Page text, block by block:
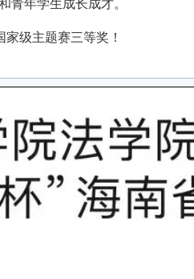
青年学生成长成才。
级主题赛三等奖！